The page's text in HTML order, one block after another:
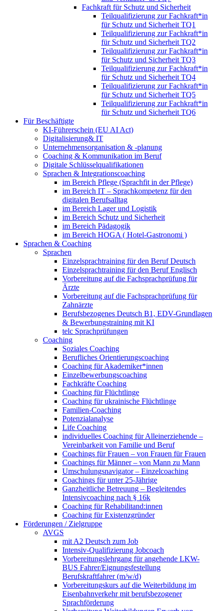
Fachkraft für Schutz und Sicherheit
Teilqualifizierung zur Fachkraft*in
für Schutz und Sicherheit TQ1
Teilqualifizierung zur Fachkraft*in
für Schutz und Sicherheit TQ2
Teilqualifizierung zur Fachkraft*in
für Schutz und Sicherheit TQ3
Teilqualifizierung zur Fachkraft*in
für Schutz und Sicherheit TQ4
Teilqualifizierung zur Fachkraft*in
für Schutz und Sicherheit TQ5
Teilqualifizierung zur Fachkraft*in
für Schutz und Sicherheit TQ6
Für Beschäftigte
KI-Führerschein (EU AI Act)
Digitalisierung& IT
Unternehmensorganisation & ‑planung
Coaching & Kommunikation im Beruf
Digitale Schlüsselqualifikationen
Sprachen & Integrationscoaching
im Bereich Pflege (Sprachfit in der Pflege)
im Bereich IT – Sprachkompetenz für den
digitalen Berufsalltag
im Bereich Lager und Logistik
im Bereich Schutz und Sicherheit
im Bereich Pädagogik
im Bereich HOGA ( Hotel-Gastronomi )
Sprachen & Coaching
Sprachen
Einzelsprachtraining für den Beruf Deutsch
Einzelsprachtraining für den Beruf Englisch
Vorbereitung auf die Fachsprachprüfung für
Ärzte
Vorbereitung auf die Fachsprachprüfung für
Zahnärzte
Berufsbezogenes Deutsch B1, EDV-Grundlagen
& Bewerbungstraining mit KI
telc Sprachprüfungen
Coaching
Soziales Coaching
Berufliches Orientierungscoaching
Coaching für Akademiker*innen
Einzelbewerbungscoaching
Fachkräfte Coaching
Coaching für Flüchtlinge
Coaching für ukrainische Flüchtlinge
Familien-Coaching
Potenzialanalyse
Life Coaching
individuelles Coaching für Alleinerziehende –
Vereinbarkeit von Familie und Beruf
Coachings für Frauen – von Frauen für Frauen
Coachings für Männer – von Mann zu Mann
Umschulungsnavigator – Einzelcoaching
Coachings für unter 25-Jährige
Ganzheitliche Betreuung – Begleitendes
Intensivcoaching nach § 16k
Coaching für Rehabilitand:innen
Coaching für Existenzgründer
Förderungen / Zielgruppe
AVGS
mit A2 Deutsch zum Job
Intensiv-Qualifizierung Jobcoach
Vorbereitungslehrgang für angehende LKW-
BUS Fahrer/Eignungsfestellung
Berufskraftfahrer (m/w/d)
Vorbereitungskurs auf die Weiterbildung im
Eisenbahnverkehr mit berufsbezogener
Sprachförderung